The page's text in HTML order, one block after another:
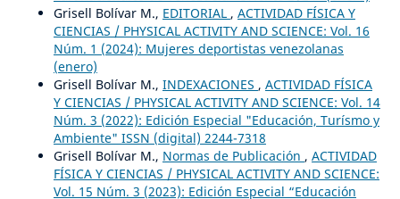
Grisell Bolívar M., EDITORIAL , ACTIVIDAD FÍSICA Y
CIENCIAS / PHYSICAL ACTIVITY AND SCIENCE: Vol. 16
Núm. 1 (2024): Mujeres deportistas venezolanas
(enero)
Grisell Bolívar M., INDEXACIONES , ACTIVIDAD FÍSICA
Y CIENCIAS / PHYSICAL ACTIVITY AND SCIENCE: Vol. 14
Núm. 3 (2022): Edición Especial "Educación, Turísmo y
Ambiente" ISSN (digital) 2244-7318
Grisell Bolívar M., Normas de Publicación , ACTIVIDAD
FÍSICA Y CIENCIAS / PHYSICAL ACTIVITY AND SCIENCE:
Vol. 15 Núm. 3 (2023): Edición Especial “Educación